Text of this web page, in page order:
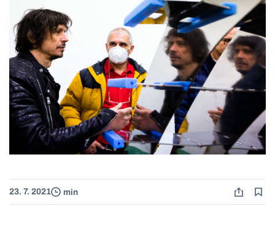
23. 7. 2021 min